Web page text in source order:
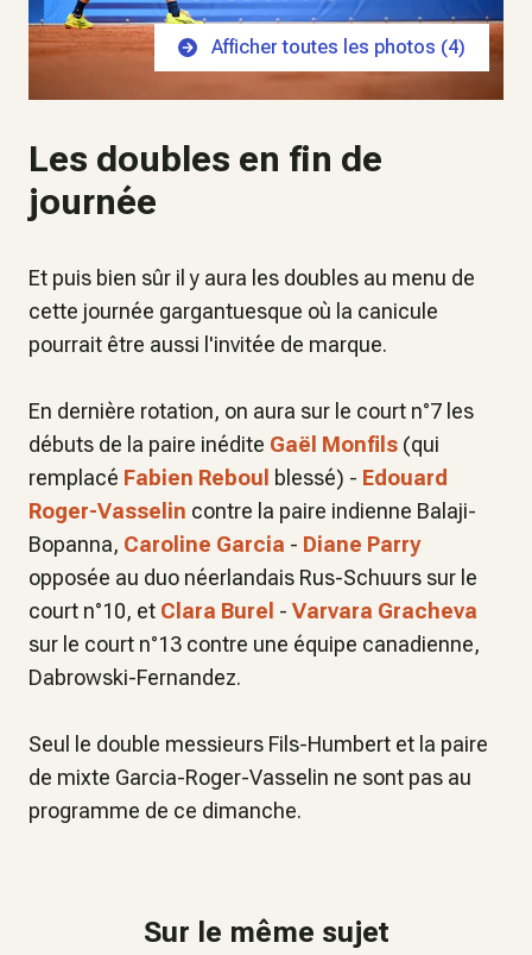
Afficher toutes les photos (4)
Les doubles en fin de
journée
Et puis bien sûr il y aura les doubles au menu de
cette journée gargantuesque où la canicule
pourrait être aussi l'invitée de marque.
En dernière rotation, on aura sur le court n°7 les
débuts de la paire inédite Gaël Monfils (qui
remplacé Fabien Reboul blessé) - Edouard
Roger-Vasselin contre la paire indienne Balaji-
Bopanna, Caroline Garcia - Diane Parry
opposée au duo néerlandais Rus-Schuurs sur le
court n°10, et Clara Burel - Varvara Gracheva
sur le court n°13 contre une équipe canadienne,
Dabrowski-Fernandez.
Seul le double messieurs Fils-Humbert et la paire
de mixte Garcia-Roger-Vasselin ne sont pas au
programme de ce dimanche.
Sur le même sujet